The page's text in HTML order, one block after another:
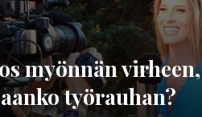
myönnän virheen,
työrauhan?